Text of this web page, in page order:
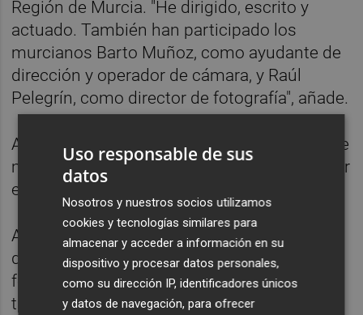
Región de Murcia. "He dirigido, escrito y
actuado. También han participado los
murcianos Barto Muñoz, como ayudante de
dirección y operador de cámara, y Raúl
Pelegrín, como director de fotografía", añade.
Actualmente la serie se encuentra en fase de
montaje y postproducción, y se espera poder
estrenarla en septiembre.
Además de su actividad audiovisual, Ruiz
dirige la Escuela New Drama, un proyecto
formativo online que cuenta con alumnos
tanto de España como de otros países.
Uso responsable de sus
datos
Nosotros y nuestros socios utilizamos
cookies y tecnologías similares para
almacenar y acceder a información en su
dispositivo y procesar datos personales,
como su dirección IP, identificadores únicos
y datos de navegación, para ofrecer